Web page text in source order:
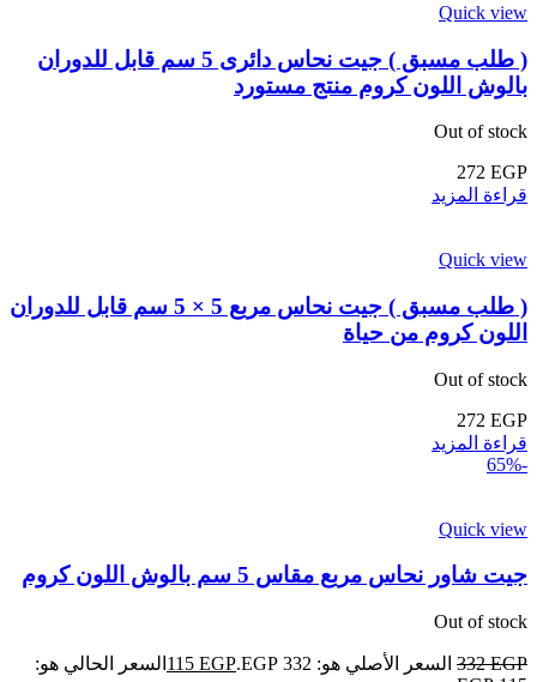
Quick view
( طلب مسبق ) جيت نحاس دائرى 5 سم قابل للدوران
بالوش اللون كروم منتج مستورد
Out of stock
272 EGP
قراءة المزيد
Quick view
( طلب مسبق ) جيت نحاس مربع 5 × 5 سم قابل للدوران
اللون كروم من حياة
Out of stock
272 EGP
قراءة المزيد
-65%
Quick view
جيت شاور نحاس مربع مقاس 5 سم بالوش اللون كروم
Out of stock
332EGP السعر الأصلي هو: 332 EGP. 115 EGP
السعر الحالي هو: